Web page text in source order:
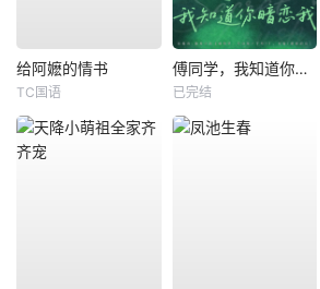
给阿嬷的情书
TC国语
傅同学，我知道你暗恋我
已完结